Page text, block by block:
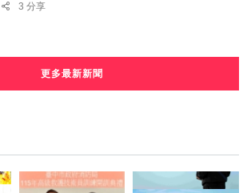
3 分享
更多最新新聞